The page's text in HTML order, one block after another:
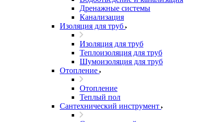
Дренажные системы
Канализация
Изоляция для труб
Изоляция для труб
Теплоизоляция для труб
Шумоизоляция для труб
Отопление
Отопление
Теплый пол
Сантехнический инструмент